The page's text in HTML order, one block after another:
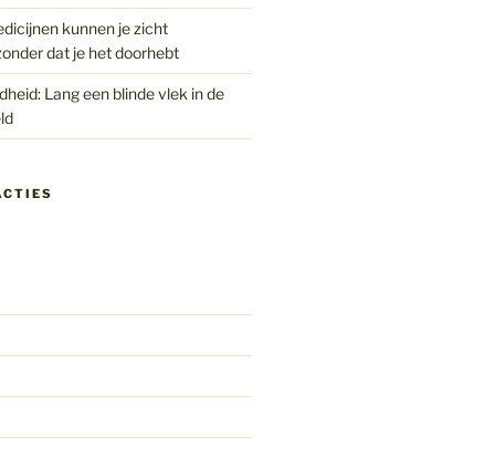
kunnen je zicht
dat je het doorhebt
Lang een blinde vlek in de